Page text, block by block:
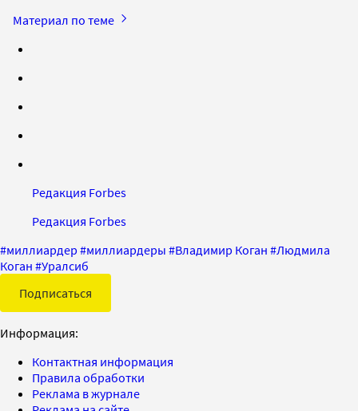
Материал по теме
Редакция Forbes
Редакция Forbes
#миллиардер #миллиардеры #Владимир Коган #Людмила
Коган #Уралсиб
Подписаться
Информация:
Контактная информация
Правила обработки
Реклама в журнале